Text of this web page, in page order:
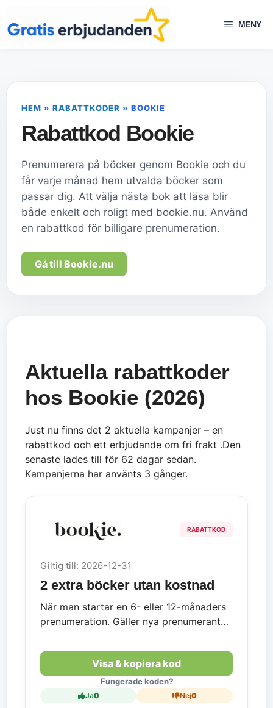
till
innehåll
MENY
HEM »RABATTKODER » BOOKIE
Rabattkod Bookie
Prenumerera på böcker genom Bookie och du
får varje månad hem utvalda böcker som
passar dig. Att välja nästa bok att läsa blir
både enkelt och roligt med bookie.nu. Använd
en rabattkod för billigare prenumeration.
Gå till Bookie.nu
Aktuella rabattkoder
hos Bookie (2026)
Just nu finns det 2 aktuella kampanjer – en
rabattkod och ett erbjudande om fri frakt .Den
senaste lades till för 62 dagar sedan.
Kampanjerna har använts 3 gånger.
RABATTKOD
Giltig till: 2026-12-31
2 extra böcker utan kostnad
När man startar en 6- eller 12-månaders
prenumeration. Gäller nya prenumeranter.
Flexibel.
Visa & kopiera kod
Fungerade koden?
Ja0 Nej0